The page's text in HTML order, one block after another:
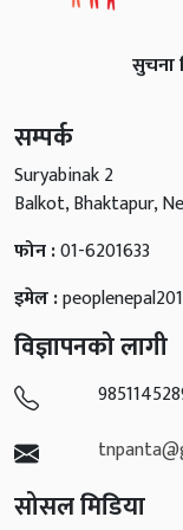
सुचना
सम्पर्क
Suryabinak 2
Balkot, Bhaktapur,
फोन :01-6201633
इमेल :
विज्ञापनको लागी
सोसल मिडिया